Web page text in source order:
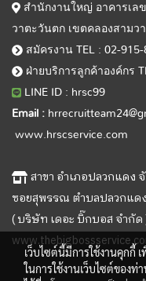
สำนักงานใหญ่ อาคารเล
วาตะวันตก เขตคลองสามว
สมัครงาน TEL : 02-
ฝ่ายบริการลูกค้าองค์กร
LINE ID : hrsc99
Email :
www.hrscservice.com
สาขา อำเภอปลวกแดง
ซอยสุพรรณ ตำบลปลวกแด
( บริษัท เดอะ บิ๊กบอส จำกัด
เว็บไซต์นี้มีการใช้งานคุกกี้
ในการใช้งานเว็บไซต์ของ